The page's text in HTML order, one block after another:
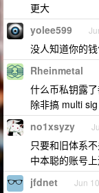
更大
yolee599
没人知道你的
Rheinmetal
什么币私钥露
除非搞 multi
no1xsyzy
只要和旧体系
中本聪的账号
jfdnet Jun